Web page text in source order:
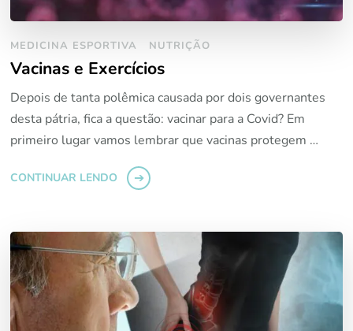
MEDICINA ESPORTIVA NUTRIÇÃO
Vacinas e Exercícios
Depois de tanta polêmica causada por dois governantes
desta pátria, fica a questão: vacinar para a Covid? Em
primeiro lugar vamos lembrar que vacinas protegem …
CONTINUAR LENDO